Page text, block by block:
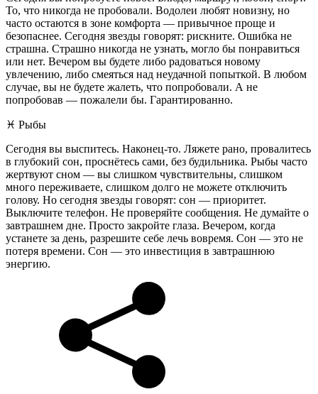
То, что никогда не пробовали. Водолеи любят новизну, но
часто остаются в зоне комфорта — привычное проще и
безопаснее. Сегодня звезды говорят: рискните. Ошибка не
страшна. Страшно никогда не узнать, могло бы понравиться
или нет. Вечером вы будете либо радоваться новому
увлечению, либо смеяться над неудачной попыткой. В любом
случае, вы не будете жалеть, что попробовали. А не
попробовав — пожалели бы. Гарантированно.
♓️ Рыбы
Сегодня вы выспитесь. Наконец-то. Ляжете рано, провалитесь
в глубокий сон, проснётесь сами, без будильника. Рыбы часто
жертвуют сном — вы слишком чувствительны, слишком
много переживаете, слишком долго не можете отключить
голову. Но сегодня звезды говорят: сон — приоритет.
Выключите телефон. Не проверяйте сообщения. Не думайте о
завтрашнем дне. Просто закройте глаза. Вечером, когда
устанете за день, разрешите себе лечь вовремя. Сон — это не
потеря времени. Сон — это инвестиция в завтрашнюю
энергию.